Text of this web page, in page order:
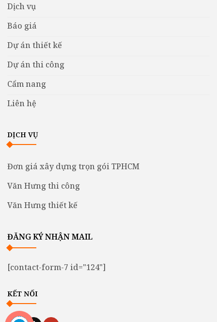
Dịch vụ
Báo giá
Dự án thiết kế
Dự án thi công
Cẩm nang
Liên hệ
DỊCH VỤ
Đơn giá xây dựng trọn gói TPHCM
Văn Hưng thi công
Văn Hưng thiết kế
ĐĂNG KÝ NHẬN MAIL
[contact-form-7 id="124"]
KẾT NỐI